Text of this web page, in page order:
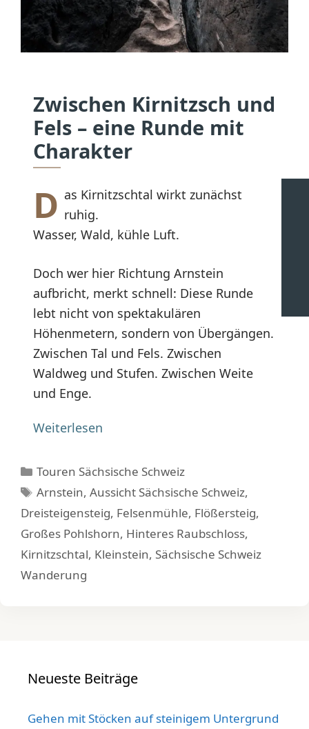
Zwischen Kirnitzsch und
Fels – eine Runde mit
Charakter
D as Kirnitzschtal wirkt zunächst
ruhig.
Wasser, Wald, kühle Luft.
Doch wer hier Richtung Arnstein
aufbricht, merkt schnell: Diese Runde
lebt nicht von spektakulären
Höhenmetern, sondern von Übergängen.
Zwischen Tal und Fels. Zwischen
Waldweg und Stufen. Zwischen Weite
und Enge.
Weiterlesen
Kategorien
Touren Sächsische Schweiz
Schlagwörter
Arnstein,Aussicht Sächsische Schweiz,
Dreisteigensteig, Felsenmühle, Flößersteig,
Großes Pohlshorn, Hinteres Raubschloss,
Kirnitzschtal, Kleinstein, Sächsische Schweiz
Wanderung
Neueste Beiträge
Gehen mit Stöcken auf steinigem Untergrund